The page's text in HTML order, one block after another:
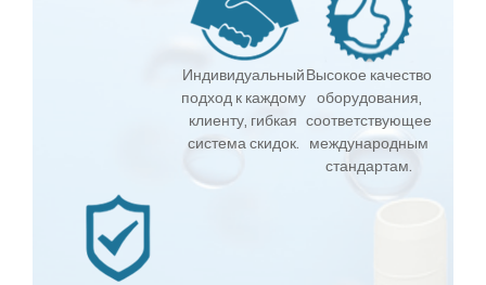
Индивидуальный
подход к каждому
клиенту, гибкая
система скидок.
Высокое качество
оборудования,
соответствующее
международным
стандартам.